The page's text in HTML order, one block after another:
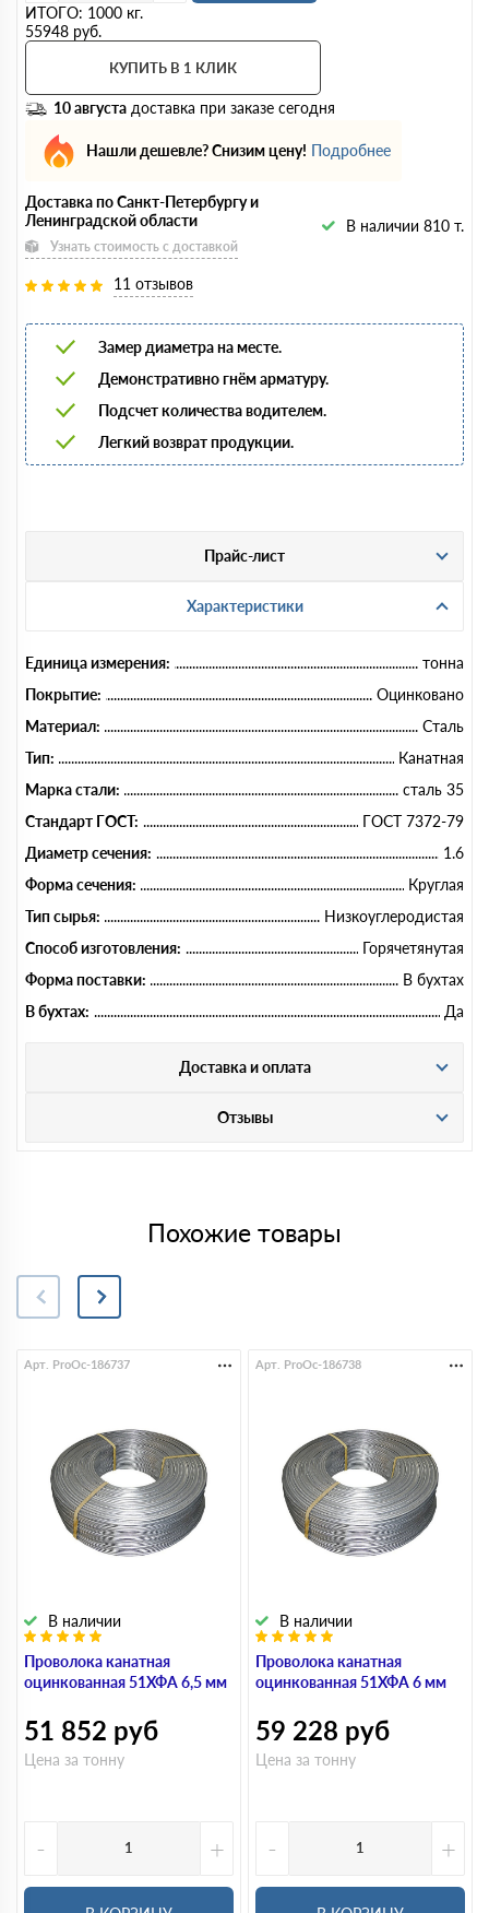
ИТОГО: 1000 кг.
55948 руб.
КУПИТЬ В 1 КЛИК
10 августа доставка при заказе сегодня
Нашли дешевле? Снизим цену! Подробнее
Доставка по Санкт-Петербургу и
Ленинградской области
Узнать стоимость с доставкой
В наличии 810 т.
11 отзывов
Замер диаметра на месте.
Демонстративно гнём арматуру.
Подсчет количества водителем.
Легкий возврат продукции.
Прайс-лист
Характеристики
Единица измерения:
тонна
Покрытие:
Оцинковано
Материал:
Сталь
Тип:
Канатная
Марка стали:
сталь 35
Стандарт ГОСТ:
ГОСТ 7372-79
Диаметр сечения:
1.6
Форма сечения:
Круглая
Тип сырья:
Низкоуглеродистая
Способ изготовления:
Горячетянутая
Форма поставки:
В бухтах
В бухтах:
Да
Доставка и оплата
Отзывы
Похожие товары
Проволока канатная
оцинкованная 51ХФА 6,5 мм
В наличии
Арт. ProOc-186737
51 852 руб
Цена за тонну
- +
Проволока канатная
оцинкованная 51ХФА 6 мм
В наличии
Арт. ProOc-186738
59 228 руб
Цена за тонну
- +